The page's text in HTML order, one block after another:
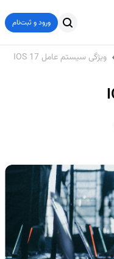
ورود و ثبت‌نام
ویژگی سیستم عامل IOS 17